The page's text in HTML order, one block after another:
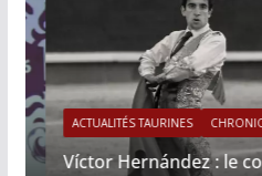
ACTUALITÉS TAURINES
Víctor Hernández : le